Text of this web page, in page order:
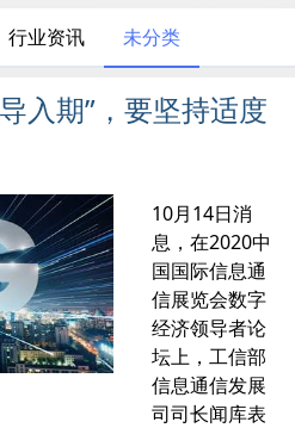
行业资讯 未分类
入期”，要坚持适度
10月14日消
息，在2020中
国国际信息通
信展览会数字
经济领导者论
坛上，工信部
信息通信发展
司司长闻库表